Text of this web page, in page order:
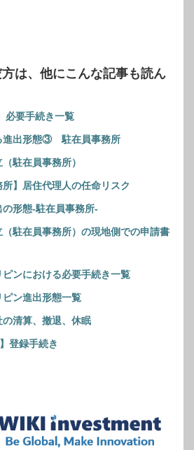
は、他にこんな記事も読ん
必要手続き一覧
進出形態③ 駐在員事務所
駐在員事務所）
所】居住代理人の任命リスク
形態-駐在員事務所-
駐在員事務所）の現地側での申請書
ピンにおける必要手続き一覧
ピン進出形態一覧
の清算、撤退、休眠
登録手続き